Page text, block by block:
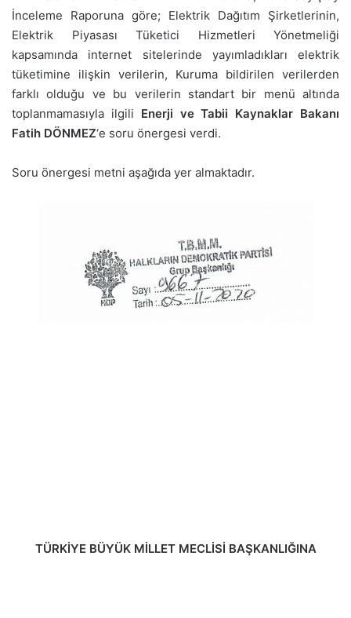
İnceleme Raporuna göre; Elektrik Dağıtım Şirketlerinin,
Elektrik Piyasası Tüketici Hizmetleri Yönetmeliği
kapsamında internet sitelerinde yayımladıkları elektrik
tüketimine ilişkin verilerin, Kuruma bildirilen verilerden
farklı olduğu ve bu verilerin standart bir menü altında
toplanmamasıyla ilgili Enerji ve Tabii Kaynaklar Bakanı
Fatih DÖNMEZ‘e soru önergesi verdi.
Soru önergesi metni aşağıda yer almaktadır.
TÜRKİYE BÜYÜK MİLLET MECLİSİ BAŞKANLIĞINA